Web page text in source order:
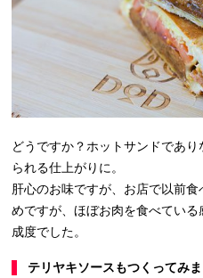
どうですか？ホットサンドであ
られる仕上がりに。
肝心のお味ですが、お店で以前
めですが、ほぼお肉を食べてい
成度でした。
テリヤキソースもつくってみま